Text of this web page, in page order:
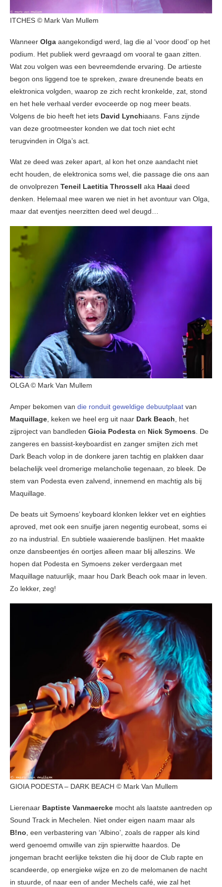
ITCHES © Mark Van Mullem
Wanneer Olga aangekondigd werd, lag die al ‘voor dood’ op het
podium. Het publiek werd gevraagd om vooral te gaan zitten.
Wat zou volgen was een bevreemdende ervaring. De artieste
begon ons liggend toe te spreken, zware dreunende beats en
elektronica volgden, waarop ze zich recht kronkelde, zat, stond
en het hele verhaal verder evoceerde op nog meer beats.
Volgens de bio heeft het iets David Lynchiaans. Fans zijnde
van deze grootmeester konden we dat toch niet echt
terugvinden in Olga’s act.
Wat ze deed was zeker apart, al kon het onze aandacht niet
echt houden, de elektronica soms wel, die passage die ons aan
de onvolprezen Teneil Laetitia Throssell aka Haai deed
denken. Helemaal mee waren we niet in het avontuur van Olga,
maar dat eventjes neerzitten deed wel deugd…
OLGA © Mark Van Mullem
Amper bekomen van die ronduit geweldige debuutplaat van
Maquillage , keken we heel erg uit naar Dark Beach , het
zijproject van bandleden Gioia Podesta en Nick Symoens . De
zangeres en bassist-keyboardist en zanger smijten zich met
Dark Beach volop in de donkere jaren tachtig en plakken daar
belachelijk veel dromerige melancholie tegenaan, zo bleek. De
stem van Podesta even zalvend, innemend en machtig als bij
Maquillage.
De beats uit Symoens’ keyboard klonken lekker vet en eighties
aproved, met ook een snuifje jaren negentig eurobeat, soms ei
zo na industrial. En subtiele waaierende baslijnen. Het maakte
onze dansbeentjes én oortjes alleen maar blij alleszins. We
hopen dat Podesta en Symoens zeker verdergaan met
Maquillage natuurlijk, maar hou Dark Beach ook maar in leven.
Zo lekker, zeg!
GIOIA PODESTA – DARK BEACH © Mark Van Mullem
Lierenaar Baptiste Vanmaercke mocht als laatste aantreden op
Sound Track in Mechelen. Niet onder eigen naam maar als
B!no, een verbastering van ‘Albino’, zoals de rapper als kind
werd genoemd omwille van zijn spierwitte haardos. De
jongeman bracht eerlijke teksten die hij door de Club rapte en
scandeerde, op energieke wijze en zo de melomanen de nacht
in stuurde, of naar een of ander Mechels café, wie zal het